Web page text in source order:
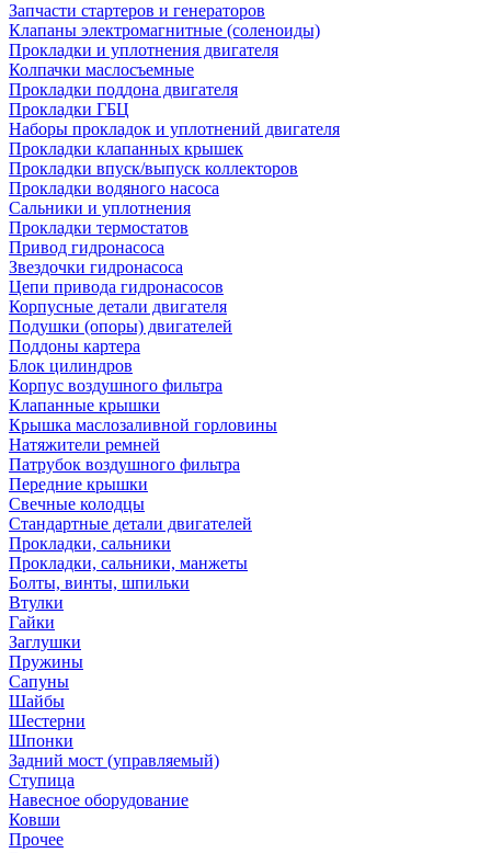
Запчасти стартеров и генераторов
Клапаны электромагнитные (соленоиды)
Прокладки и уплотнения двигателя
Колпачки маслосъемные
Прокладки поддона двигателя
Прокладки ГБЦ
Наборы прокладок и уплотнений двигателя
Прокладки клапанных крышек
Прокладки впуск/выпуск коллекторов
Прокладки водяного насоса
Сальники и уплотнения
Прокладки термостатов
Привод гидронасоса
Звездочки гидронасоса
Цепи привода гидронасосов
Корпусные детали двигателя
Подушки (опоры) двигателей
Поддоны картера
Блок цилиндров
Корпус воздушного фильтра
Клапанные крышки
Крышка маслозаливной горловины
Натяжители ремней
Патрубок воздушного фильтра
Передние крышки
Свечные колодцы
Стандартные детали двигателей
Прокладки, сальники
Прокладки, сальники, манжеты
Болты, винты, шпильки
Втулки
Гайки
Заглушки
Пружины
Сапуны
Шайбы
Шестерни
Шпонки
Задний мост (управляемый)
Ступица
Навесное оборудование
Ковши
Прочее